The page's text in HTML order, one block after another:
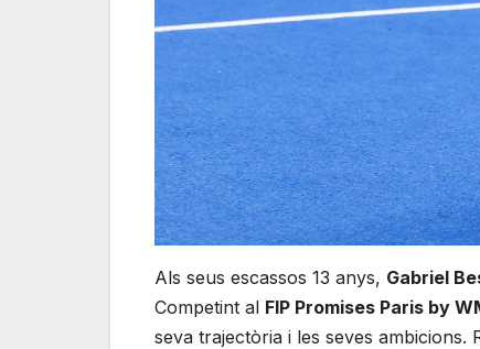
Als seus escassos 13 anys, Gabriel
Competint al FIP Promises Paris by
seva trajectòria i les seves ambicions.